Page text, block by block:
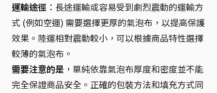
運輸途徑 ：長途運輸或容易受到劇烈震動的運輸方
式 (例如空運) 需要選擇更厚的氣泡布，以提高保護
效果。陸運相對震動較小，可以根據商品特性選擇
較薄的氣泡布。
需要注意的是 ，單純依靠氣泡布厚度和密度並不能
完全保證商品安全。正確的包裝方法和填充方式同